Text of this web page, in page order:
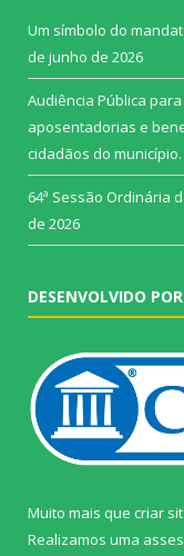
Um símbolo do
de junho de 2026
Audiência Pública
aposentadorias e
cidadãos do município.
64ª Sessão Ordinária
de 2026
DESENVOLVIDO
Muito mais que criar
Realizamos uma